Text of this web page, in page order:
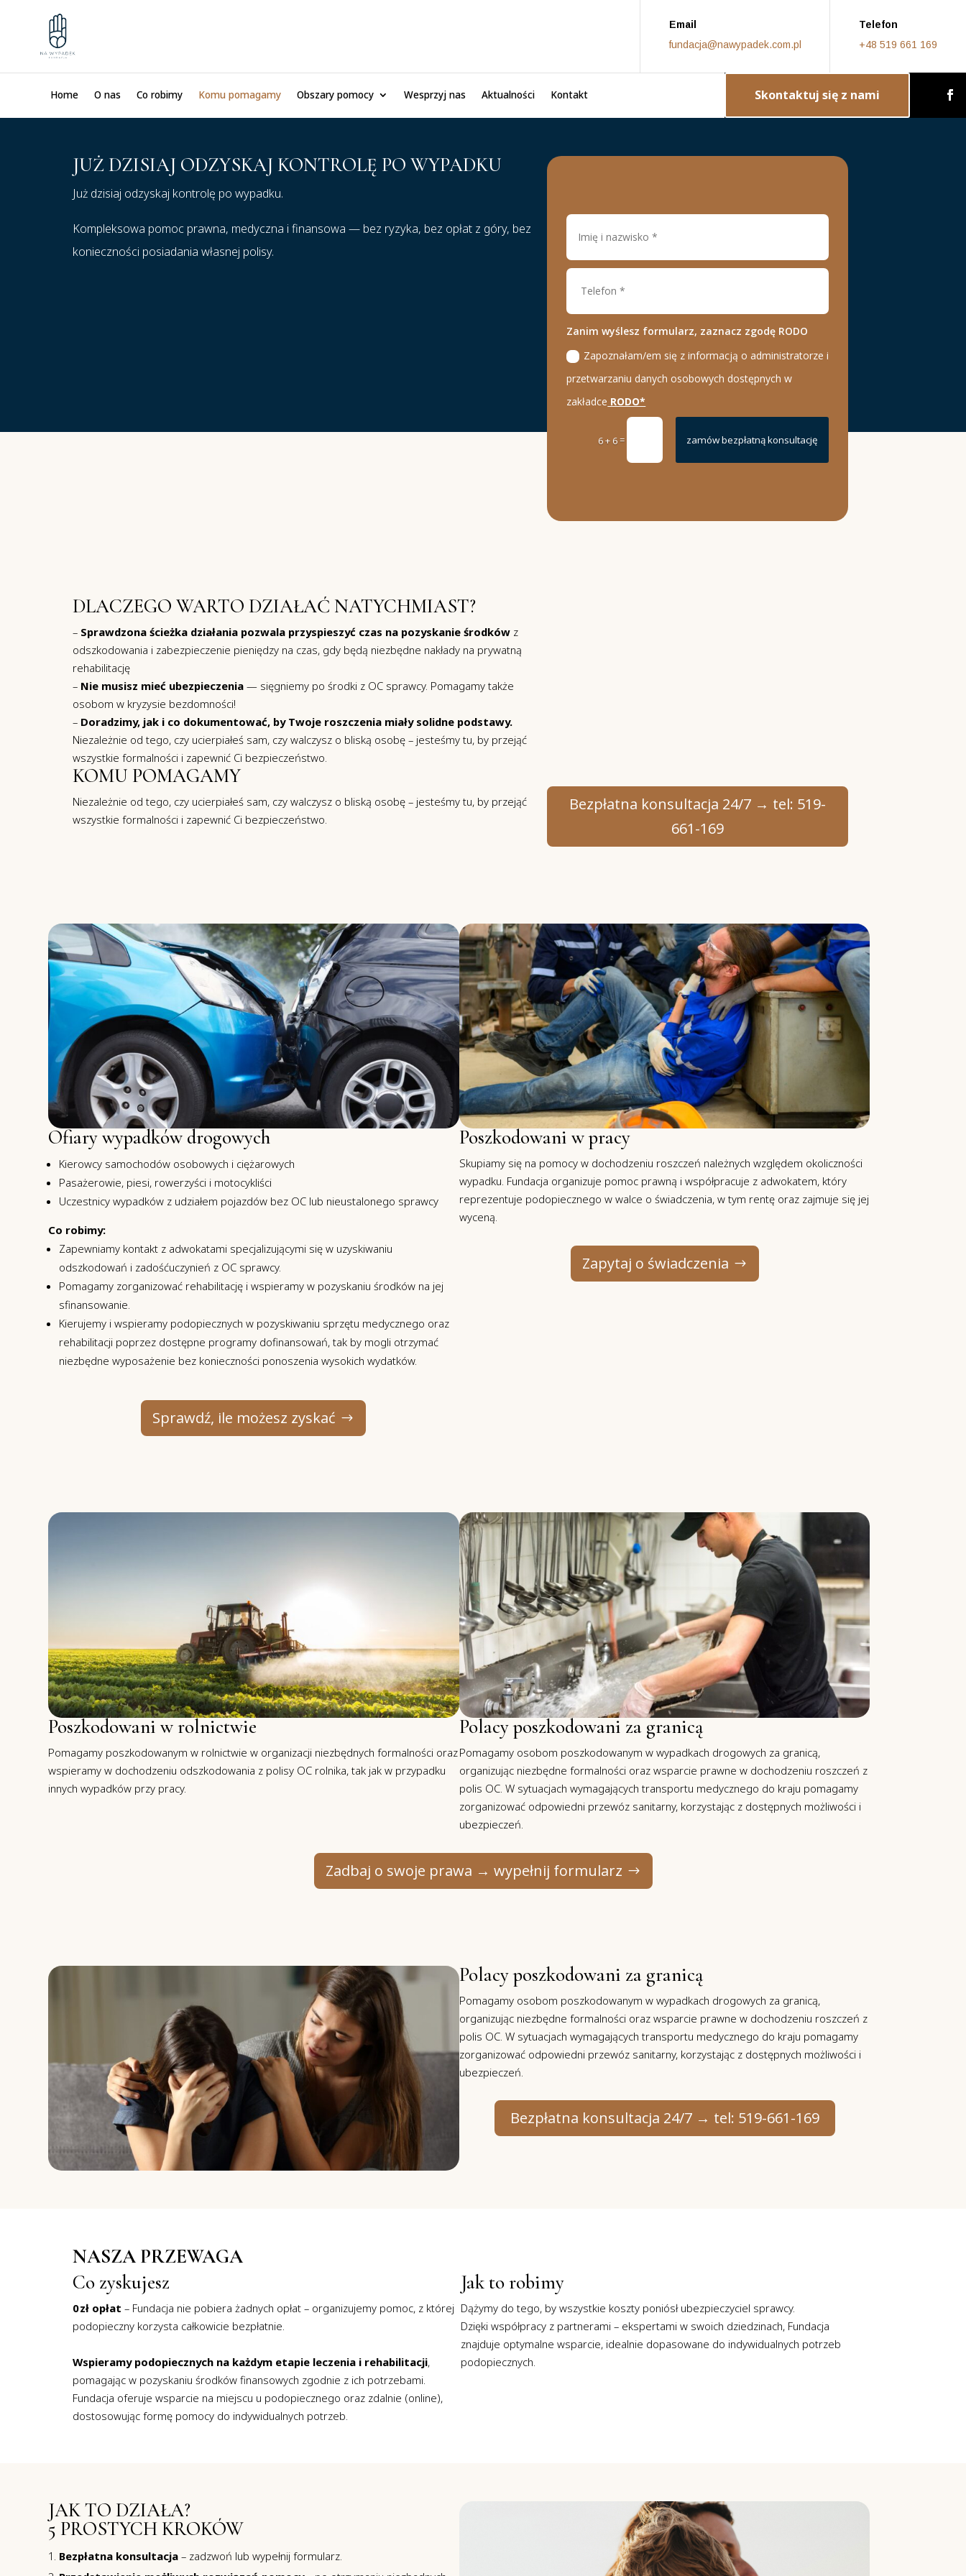
Email
fundacja@nawypadek.com.pl
Telefon
+48 519 661 169
Home O nas Co robimy Komu pomagamy Obszary pomocy Wesprzyj nas Aktualności Kontakt Skontaktuj się z nami
JUŻ DZISIAJ ODZYSKAJ KONTROLĘ PO WYPADKU
Już dzisiaj odzyskaj kontrolę po wypadku.
Kompleksowa pomoc prawna, medyczna i finansowa — bez ryzyka, bez opłat z góry, bez
konieczności posiadania własnej polisy.
Zanim wyślesz formularz, zaznacz zgodę RODO
Zapoznałam/em się z informacją o administratorze i
przetwarzaniu danych osobowych dostępnych w
zakładce RODO*
6 + 6= zamów bezpłatną konsultację
DLACZEGO WARTO DZIAŁAĆ NATYCHMIAST?
– Sprawdzona ścieżka działania pozwala przyspieszyć czas na pozyskanie środków z
odszkodowania i zabezpieczenie pieniędzy na czas, gdy będą niezbędne nakłady na prywatną
rehabilitację
– Nie musisz mieć ubezpieczenia — sięgniemy po środki z OC sprawcy. Pomagamy także
osobom w kryzysie bezdomności!
– Doradzimy, jak i co dokumentować, by Twoje roszczenia miały solidne podstawy.
Niezależnie od tego, czy ucierpiałeś sam, czy walczysz o bliską osobę – jesteśmy tu, by przejąć
wszystkie formalności i zapewnić Ci bezpieczeństwo.
KOMU POMAGAMY
Niezależnie od tego, czy ucierpiałeś sam, czy walczysz o bliską osobę – jesteśmy tu, by przejąć
wszystkie formalności i zapewnić Ci bezpieczeństwo.
Bezpłatna konsultacja 24/7 → tel: 519-
661-169
Ofiary wypadków drogowych
Kierowcy samochodów osobowych i ciężarowych
Pasażerowie, piesi, rowerzyści i motocykliści
Uczestnicy wypadków z udziałem pojazdów bez OC lub nieustalonego sprawcy
Co robimy:
Zapewniamy kontakt z adwokatami specjalizującymi się w uzyskiwaniu
odszkodowań i zadośćuczynień z OC sprawcy.
Pomagamy zorganizować rehabilitację i wspieramy w pozyskaniu środków na jej
sfinansowanie.
Kierujemy i wspieramy podopiecznych w pozyskiwaniu sprzętu medycznego oraz
rehabilitacji poprzez dostępne programy dofinansowań, tak by mogli otrzymać
niezbędne wyposażenie bez konieczności ponoszenia wysokich wydatków.
Sprawdź, ile możesz zyskać
Poszkodowani w pracy
Skupiamy się na pomocy w dochodzeniu roszczeń należnych względem okoliczności
wypadku. Fundacja organizuje pomoc prawną i współpracuje z adwokatem, który
reprezentuje podopiecznego w walce o świadczenia, w tym rentę oraz zajmuje się jej
wyceną.
Zapytaj o świadczenia
Poszkodowani w rolnictwie
Pomagamy poszkodowanym w rolnictwie w organizacji niezbędnych formalności oraz
wspieramy w dochodzeniu odszkodowania z polisy OC rolnika, tak jak w przypadku
innych wypadków przy pracy.
Polacy poszkodowani za granicą
Pomagamy osobom poszkodowanym w wypadkach drogowych za granicą,
organizując niezbędne formalności oraz wsparcie prawne w dochodzeniu roszczeń z
polis OC. W sytuacjach wymagających transportu medycznego do kraju pomagamy
zorganizować odpowiedni przewóz sanitarny, korzystając z dostępnych możliwości i
ubezpieczeń.
Zadbaj o swoje prawa → wypełnij formularz
Polacy poszkodowani za granicą
Pomagamy osobom poszkodowanym w wypadkach drogowych za granicą,
organizując niezbędne formalności oraz wsparcie prawne w dochodzeniu roszczeń z
polis OC. W sytuacjach wymagających transportu medycznego do kraju pomagamy
zorganizować odpowiedni przewóz sanitarny, korzystając z dostępnych możliwości i
ubezpieczeń.
Bezpłatna konsultacja 24/7 → tel: 519-661-169
NASZA PRZEWAGA
Co zyskujesz
0 zł opłat – Fundacja nie pobiera żadnych opłat – organizujemy pomoc, z której
podopieczny korzysta całkowicie bezpłatnie.
Wspieramy podopiecznych na każdym etapie leczenia i rehabilitacji,
pomagając w pozyskaniu środków finansowych zgodnie z ich potrzebami.
Fundacja oferuje wsparcie na miejscu u podopiecznego oraz zdalnie (online),
dostosowując formę pomocy do indywidualnych potrzeb.
Jak to robimy
Dążymy do tego, by wszystkie koszty poniósł ubezpieczyciel sprawcy.
Dzięki współpracy z partnerami – ekspertami w swoich dziedzinach, Fundacja
znajduje optymalne wsparcie, idealnie dopasowane do indywidualnych potrzeb
podopiecznych.
JAK TO DZIAŁA?
5 PROSTYCH KROKÓW
Bezpłatna konsultacja – zadzwoń lub wypełnij formularz.